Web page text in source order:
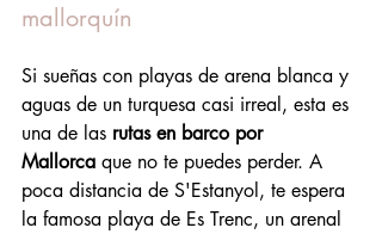
mallorquín
Si sueñas con playas de arena blanca y
aguas de un turquesa casi irreal, esta es
una de las rutas en barco por
Mallorca que no te puedes perder. A
poca distancia de S'Estanyol, te espera
la famosa playa de Es Trenc, un arenal